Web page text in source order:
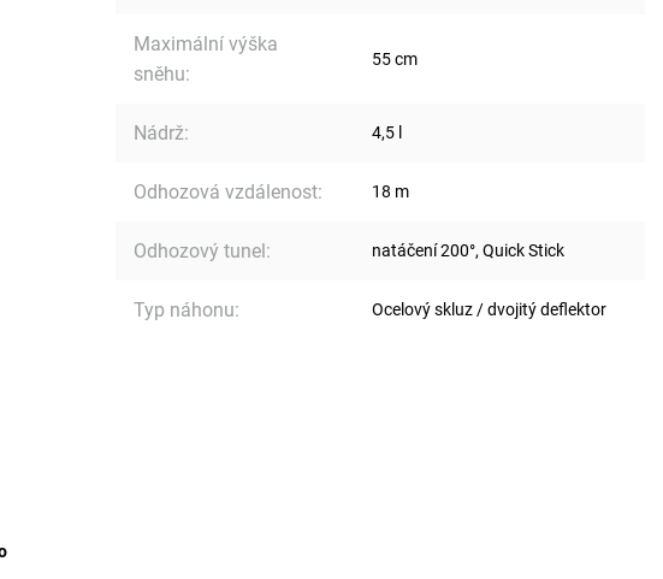
Maximální výška
sněhu:
55 cm
Nádrž: 4,5 l
Odhozová vzdálenost: 18 m
Odhozový tunel: natáčení 200°, Quick Stick
Typ náhonu: Ocelový skluz / dvojitý deflektor